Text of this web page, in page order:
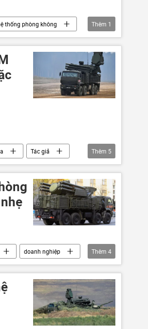
thống phòng không
Thêm 1
Tác giả
phòng không
Thêm 5
doanh nghiệp
Thêm 4